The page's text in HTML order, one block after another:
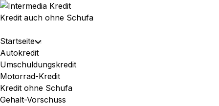
Skip
to
Kredit auch ohne Schufa
Expand
Menu
Startseite Toggle
Child
Menu
Autokredit
Umschuldungskredit
Motorrad-Kredit
Kredit ohne Schufa
Gehalt-Vorschuss